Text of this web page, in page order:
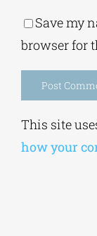
Alternative:
how your